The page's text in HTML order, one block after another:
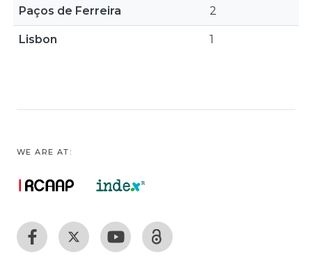
Paços de Ferreira 2
Lisbon 1
WE ARE AT: